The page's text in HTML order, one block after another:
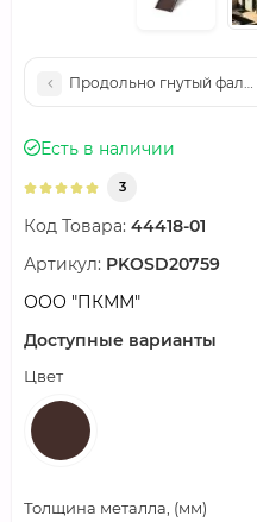
Продольно гнутый
Есть в наличии
3
Код Товара: 44418-01
Артикул: PKOSD20759
ООО "ПКММ"
Доступные варианты
Цвет
Толщина металла, (мм)